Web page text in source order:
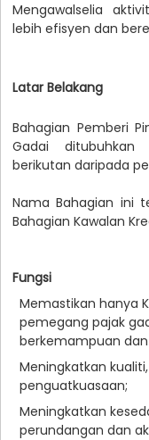
Mengawalselia
lebih efisyen dan
Latar Belakang
Bahagian Pemberi
Gadai
berikutan daripada
Nama Bahagian ini
Bahagian Kawalan
Fungsi
Memastikan hanya
pemegang pajak
berkemampuan
Meningkatkan
penguatkuasaan;
Meningkatkan
perundangan dan